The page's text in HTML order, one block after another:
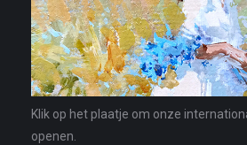
Klik op het plaatje om onze
openen.